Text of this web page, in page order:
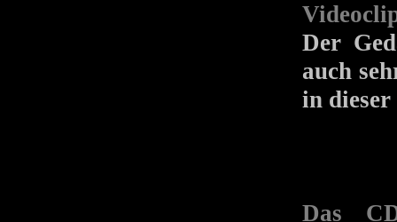
Der
auch
in
Das